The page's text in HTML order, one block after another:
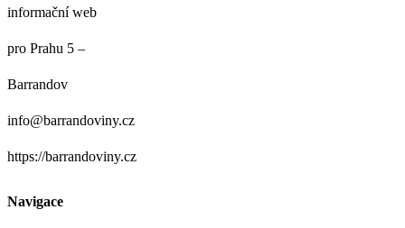
informační web
pro Prahu 5 –
Barrandov
info@barrandoviny.cz
https://barrandoviny.cz
Navigace